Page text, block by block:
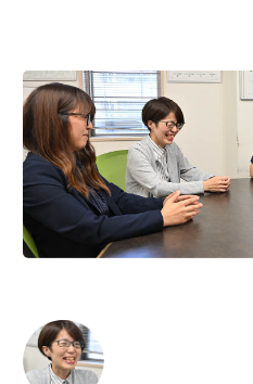
SOLUTION
EMPLOYEE
EMPLOYEE
森金修一
保坂 奈々葉
佐藤 直也
多々良 颯一朗